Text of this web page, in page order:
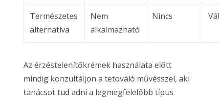
Természetes
alternatíva
Nem
alkalmazható
Nincs
Az érzéstelenítőkrémek használata előtt
mindig konzultáljon a tetováló művésszel, aki
tanácsot tud adni a legmegfelelőbb típus